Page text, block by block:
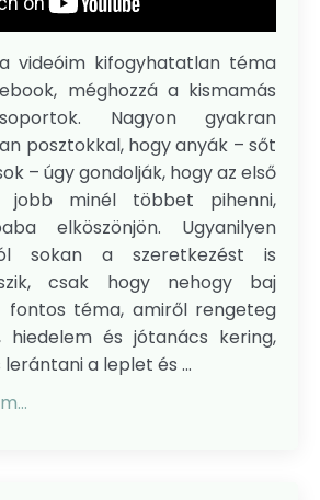
videóim kifogyhatatlan téma
méghozzá a kismamás
Nagyon gyakran
posztokkal, hogy anyák – sőt
– úgy gondolják, hogy az első
jobb minél többet pihenni,
elköszönjön. Ugyanilyen
sokan a szeretkezést is
csak hogy nehogy baj
fontos téma, amiről rengeteg
hiedelem és jótanács kering,
a leplet és ...